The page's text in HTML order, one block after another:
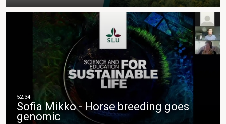
Sofia Mikko - Horse breeding goes
genomic